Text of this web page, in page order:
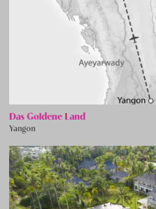
Das Goldene Land
Yangon